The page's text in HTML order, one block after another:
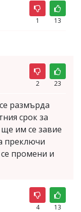
1 13
2 23
размърда
срок за
им се завие
преключи
промени и
4 13